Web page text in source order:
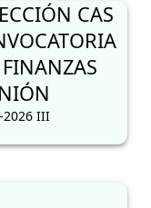
CAS
2026 III